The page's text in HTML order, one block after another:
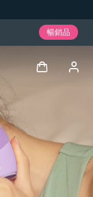
暢銷品
用戶信息
我的設備
Español
Português